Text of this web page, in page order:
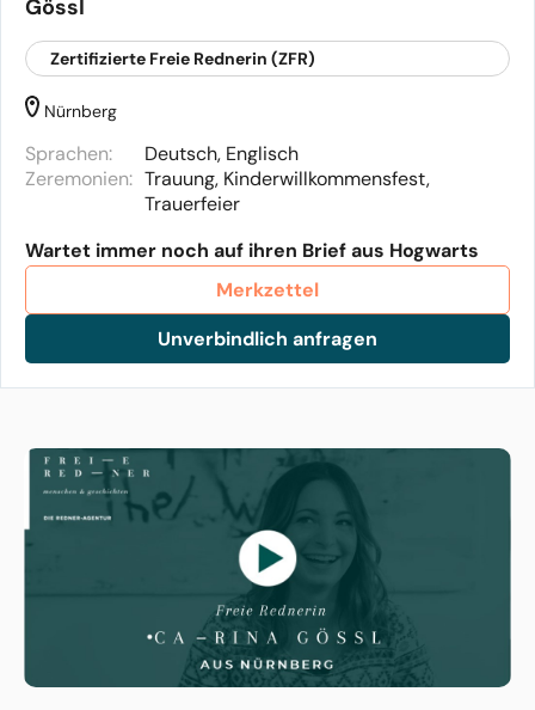
Gössl
Zertifizierte Freie Rednerin (ZFR)
Nürnberg
Sprachen:
Deutsch, Englisch
Zeremonien: Trauung, Kinderwillkommensfest,
Trauerfeier
Wartet immer noch auf ihren Brief aus Hogwarts
Merkzettel
Unverbindlich anfragen